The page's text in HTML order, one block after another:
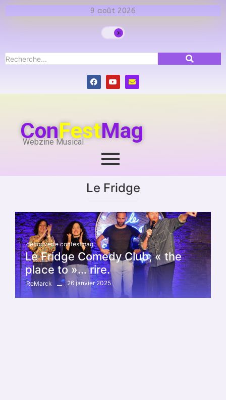
9 août 2026
ConFestMag
Webzine Musical
Le Fridge
découverte confestmag
Le Fridge Comedy Club, « the
place to »… rire.
ReMarck 26 janvier 2025